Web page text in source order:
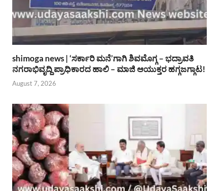
shimoga news | ‘ಸರ್ಕಾರಿ ಮನೆ’ಗಾಗಿ ಶಿವಮೊಗ್ಗ – ಭದ್ರಾವತಿ
ನಗರಾಭಿವೃದ್ದಿ ಪ್ರಾಧಿಕಾರದ ಹಾಲಿ – ಮಾಜಿ ಆಯುಕ್ತರ ಹಗ್ಗಜಗ್ಗಾಟ!
August 7, 2026